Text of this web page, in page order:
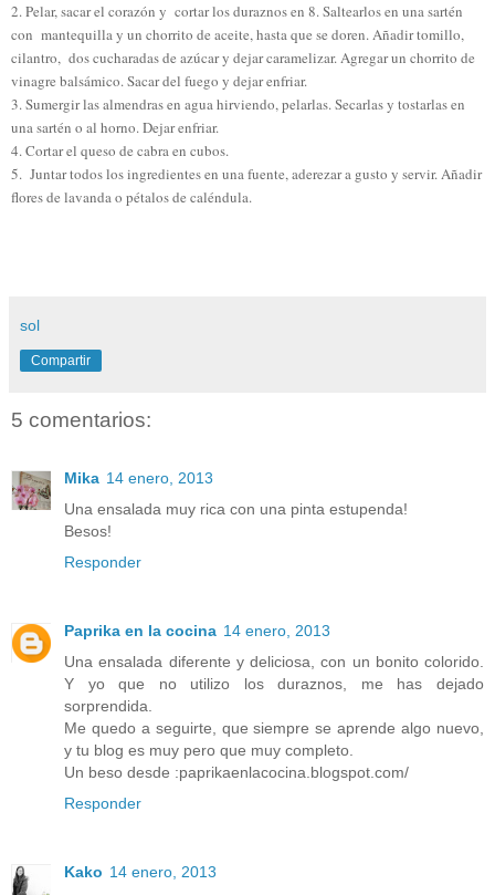
2. Pelar, sacar el corazón y cortar los duraznos en 8. Saltearlos en una sartén
con mantequilla y un chorrito de aceite, hasta que se doren. Añadir tomillo,
cilantro, dos cucharadas de azúcar y dejar caramelizar. Agregar un chorrito de
vinagre balsámico.Sacardel fuego y dejar enfriar.
3. Sumergir las almendras en agua hirviendo, pelarlas. Secarlas y tostarlas en
una sartén o al horno. Dejar enfriar.
4. Cortar el queso de cabra en cubos.
5. Juntar todos los ingredientes en una fuente, aderezar a gusto y servir. Añadir
flores de lavanda o pétalos de caléndula.
sol
Compartir
5 comentarios:
Mika 14 enero, 2013
Una ensalada muy rica con una pinta estupenda!
Besos!
Responder
Paprika en la cocina 14 enero, 2013
Una ensalada diferente y deliciosa, con un bonito colorido.
Y yo que no utilizo los duraznos, me has dejado
sorprendida.
Me quedo a seguirte, que siempre se aprende algo nuevo,
y tu blog es muy pero que muy completo.
Un beso desde :paprikaenlacocina.blogspot.com/
Responder
Kako 14 enero, 2013